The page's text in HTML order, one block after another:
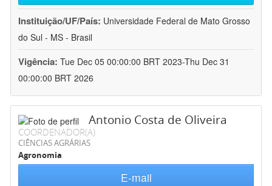
Instituição/UF/País: Universidade Federal de Mato Grosso
do Sul - MS - Brasil
Vigência: Tue Dec 05 00:00:00 BRT 2023-Thu Dec 31
00:00:00 BRT 2026
Antonio Costa de Oliveira
COORDENADOR(A)
CIÊNCIAS AGRÁRIAS
Agronomia
E-mail